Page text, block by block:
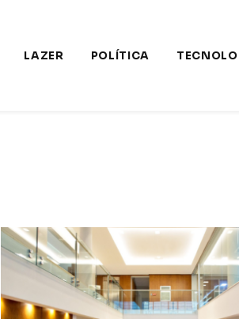
LAZER POLÍTICA